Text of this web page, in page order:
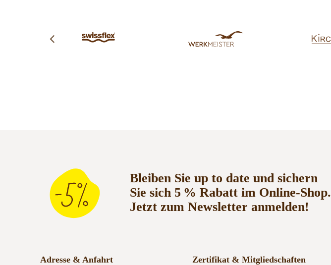
Bleiben Sie up to date und sichern
Sie sich 5 % Rabatt im Online-Shop.
Jetzt zum Newsletter anmelden!
Adresse & Anfahrt Zertifikat & Mitgliedschaften